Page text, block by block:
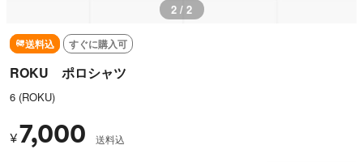
2 / 2
送料込 すぐに購入可
ROKU ポロシャツ
6 (ROKU)
¥7,000 送料込